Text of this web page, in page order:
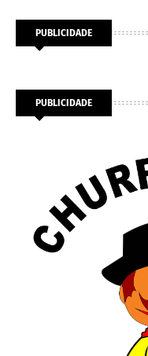
PUBLICIDADE
PUBLICIDADE